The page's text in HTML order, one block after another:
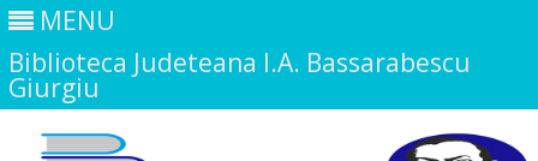
MENU
Biblioteca Judeteana I.A. Bassarabescu
Giurgiu